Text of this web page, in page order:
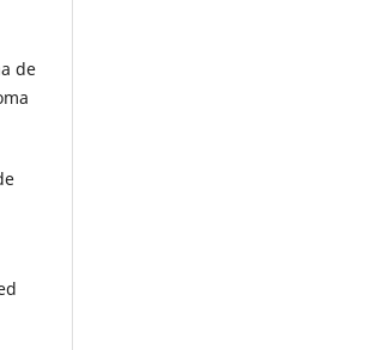
de